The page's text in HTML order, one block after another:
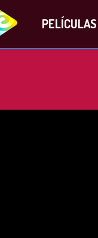
PELÍCULAS